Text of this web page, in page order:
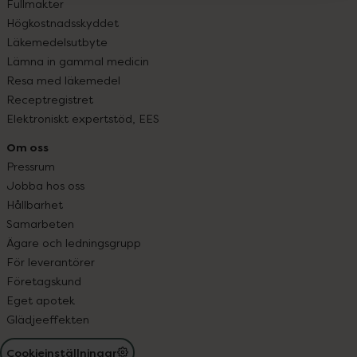
Fullmakter
Högkostnadsskyddet
Läkemedelsutbyte
Lämna in gammal medicin
Resa med läkemedel
Receptregistret
Elektroniskt expertstöd, EES
Om oss
Pressrum
Jobba hos oss
Hållbarhet
Samarbeten
Ägare och ledningsgrupp
För leverantörer
Företagskund
Eget apotek
Glädjeeffekten
Cookieinställningar